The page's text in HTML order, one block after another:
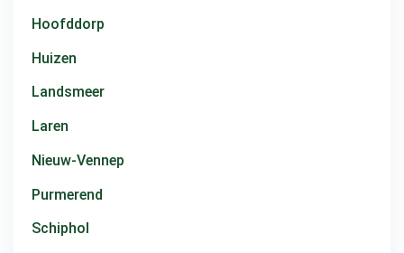
Hoofddorp
Huizen
Landsmeer
Laren
Nieuw-Vennep
Purmerend
Schiphol